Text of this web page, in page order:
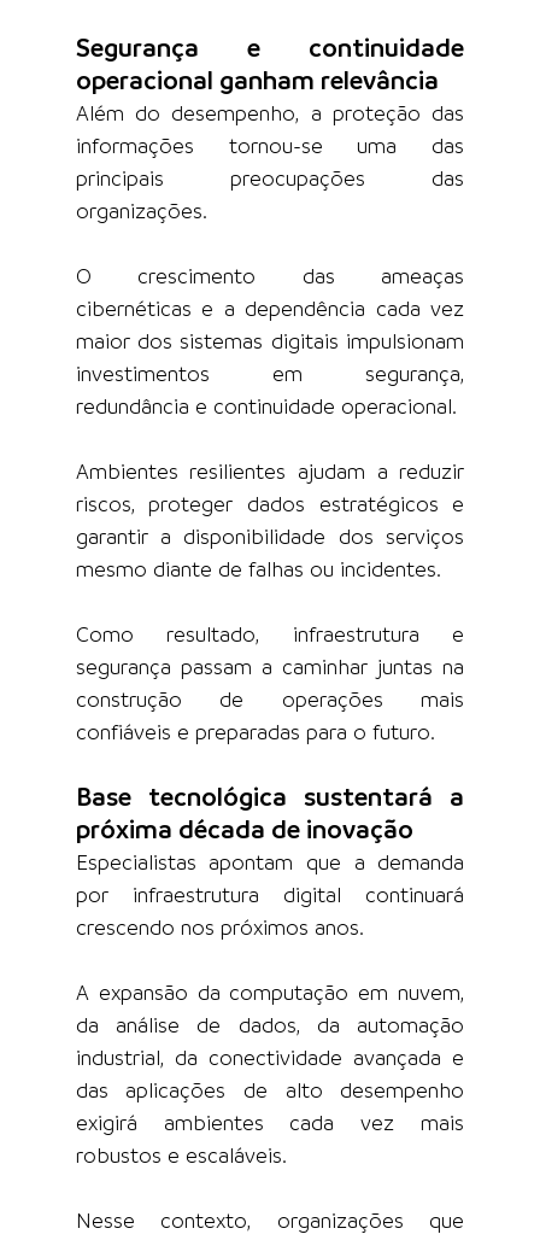
Segurança e continuidade
operacional ganham relevância
Além do desempenho, a proteção das
informações tornou-se uma das
principais preocupações das
organizações.
O crescimento das ameaças
cibernéticas e a dependência cada vez
maior dos sistemas digitais impulsionam
investimentos em segurança,
redundância e continuidade operacional.
Ambientes resilientes ajudam a reduzir
riscos, proteger dados estratégicos e
garantir a disponibilidade dos serviços
mesmo diante de falhas ou incidentes.
Como resultado, infraestrutura e
segurança passam a caminhar juntas na
construção de operações mais
confiáveis e preparadas para o futuro.
Base tecnológica sustentará a
próxima década de inovação
Especialistas apontam que a demanda
por infraestrutura digital continuará
crescendo nos próximos anos.
A expansão da computação em nuvem,
da análise de dados, da automação
industrial, da conectividade avançada e
das aplicações de alto desempenho
exigirá ambientes cada vez mais
robustos e escaláveis.
Nesse contexto, organizações que